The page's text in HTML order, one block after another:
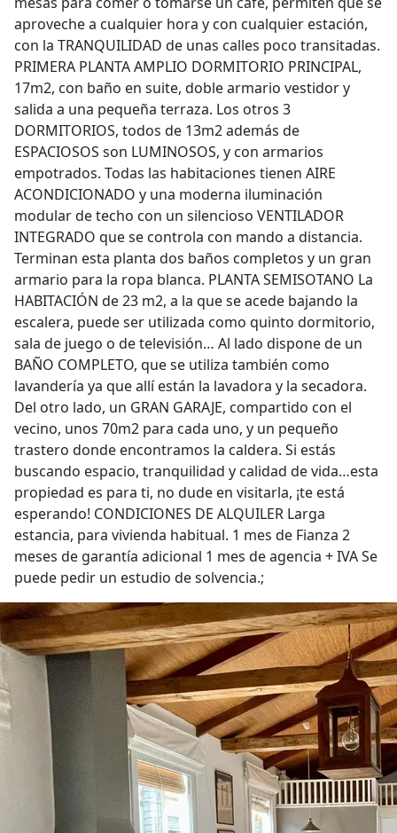
aproveche a cualquier hora y con cualquier estación,
con la TRANQUILIDAD de unas calles poco transitadas.
PRIMERA PLANTA AMPLIO DORMITORIO PRINCIPAL,
17m2, con baño en suite, doble armario vestidor y
salida a una pequeña terraza. Los otros 3
DORMITORIOS, todos de 13m2 además de
ESPACIOSOS son LUMINOSOS, y con armarios
empotrados. Todas las habitaciones tienen AIRE
ACONDICIONADO y una moderna iluminación
modular de techo con un silencioso VENTILADOR
INTEGRADO que se controla con mando a distancia.
Terminan esta planta dos baños completos y un gran
armario para la ropa blanca. PLANTA SEMISOTANO La
HABITACIÓN de 23 m2, a la que se acede bajando la
escalera, puede ser utilizada como quinto dormitorio,
sala de juego o de televisión… Al lado dispone de un
BAÑO COMPLETO, que se utiliza también como
lavandería ya que allí están la lavadora y la secadora.
Del otro lado, un GRAN GARAJE, compartido con el
vecino, unos 70m2 para cada uno, y un pequeño
trastero donde encontramos la caldera. Si estás
buscando espacio, tranquilidad y calidad de vida…esta
propiedad es para ti, no dude en visitarla, ¡te está
esperando! CONDICIONES DE ALQUILER Larga
estancia, para vivienda habitual. 1 mes de Fianza 2
meses de garantía adicional 1 mes de agencia + IVA Se
puede pedir un estudio de solvencia.;